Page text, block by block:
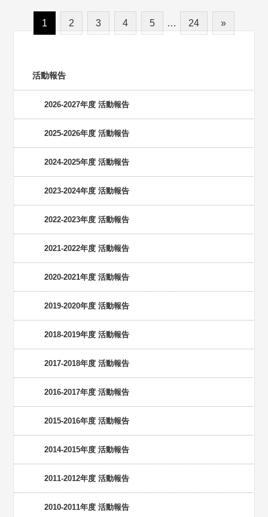
1 2 3 4 5 … 24 »
活動報告
2026-2027年度 活動報告
2025-2026年度 活動報告
2024-2025年度 活動報告
2023-2024年度 活動報告
2022-2023年度 活動報告
2021-2022年度 活動報告
2020-2021年度 活動報告
2019-2020年度 活動報告
2018-2019年度 活動報告
2017-2018年度 活動報告
2016-2017年度 活動報告
2015-2016年度 活動報告
2014-2015年度 活動報告
2011-2012年度 活動報告
2010-2011年度 活動報告